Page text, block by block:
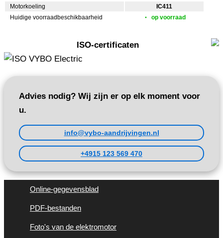
Motorkoeling
IC411
Huidige voorraadbeschikbaarheid
op voorraad
ISO-certificaten
Advies nodig? Wij zijn er op elk moment voor
u.
info@vybo-aandrijvingen.nl
+4915 123 569 470
Online-gegevensblad
PDF-bestanden
Foto's van de elektromotor